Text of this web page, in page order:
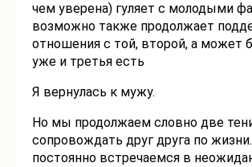
чем уверена) гуляет с молодыми
возможно также продолжает
отношения с той, второй, а может
уже и третья есть
Я вернулась к мужу.
Но мы продолжаем словно две
сопровождать друг друга по
постоянно встречаемся в